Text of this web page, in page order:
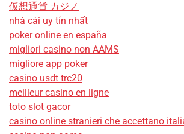
仮想通貨 カジノ
nhà cái uy tín nhất
poker online en españa
migliori casino non AAMS
migliore app poker
casino usdt trc20
meilleur casino en ligne
toto slot gacor
casino online stranieri che accettano